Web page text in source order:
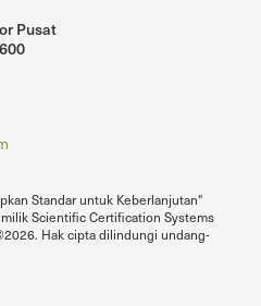
Pusat
Standar untuk Keberlanjutan"
Scientific Certification Systems
Hak cipta dilindungi undang-